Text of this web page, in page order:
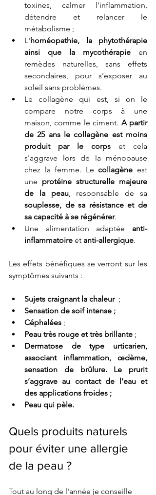
toxines, calmer l'inflammation,
détendre et relancer le
métabolisme ;
L'homéopathie, la phytothérapie
ainsi que la mycothérapie en
remèdes naturelles, sans effets
secondaires, pour s'exposer au
soleil sans problèmes.
Le collagène qui est, si on le
compare notre corps à une
maison, comme le ciment. A partir
de 25 ans le collagène est moins
produit par le corps et cela
s'aggrave lors de la ménopause
chez la femme. Le collagène est
une protéine structurelle majeure
de la peau
souplesse, de sa résistance et de
sa capacité à se régénérer.
Une alimentation adaptée anti-
inflammatoire et anti-allergique.
Les effets bénéfiques se verront sur les
symptômes suivants :
Sujets craignant la chaleur
  ;
Sensation de soif intense ;
Céphalées ;
Peau très rouge et très brillante ;
Dermatose de type urticarien,
associant inflammation, œdème,
sensation de brûlure. Le prurit
s’aggrave au contact de l'eau et
des applications froides ;
Peau qui pèle.
Quels produits naturels
pour éviter une allergie
de la peau ?
Tout au long de l'année je conseille